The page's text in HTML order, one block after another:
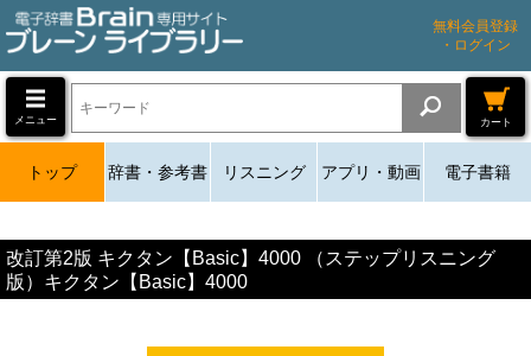
無料会員登録
・ログイン
メニュー カート
トップ 辞書・参考書 リスニング アプリ・動画 電子書籍
改訂第2版 キクタン【Basic】4000 （ステップリスニング
版）キクタン【Basic】4000